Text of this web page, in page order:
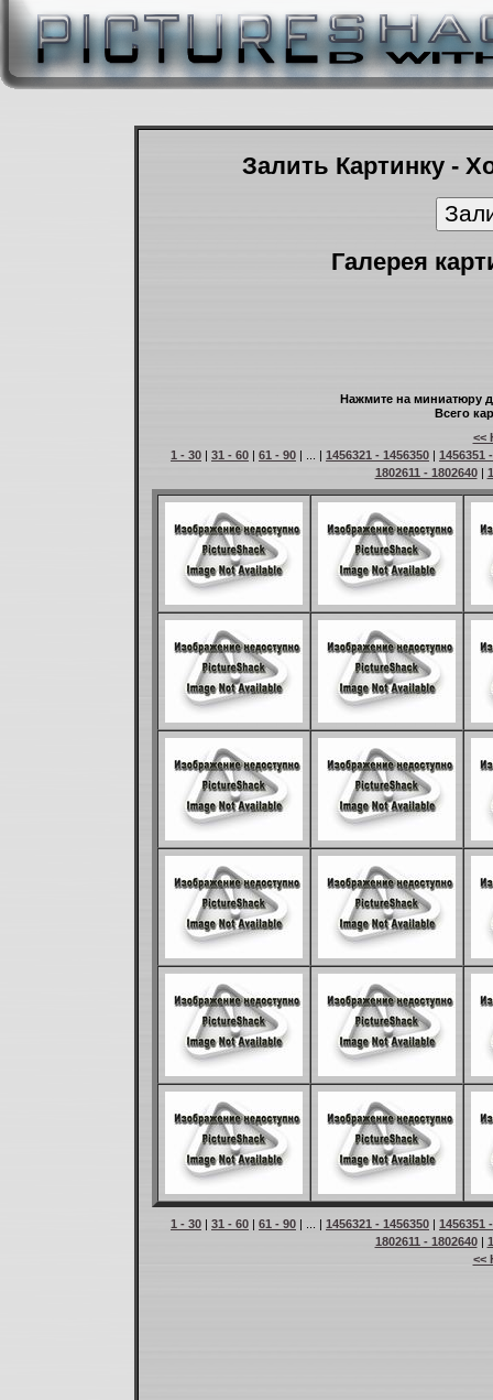
Залить Картинку -
Галерея
Нажмите на миниатюру
Всего
<<
1 - 30 | 31 - 60 | 61 - 90 | ... | 1456321 - 1456350 | 1456351
1802611 - 1802640|
1 - 30 | 31 - 60 | 61 - 90 | ... | 1456321 - 1456350 | 1456351
1802611 - 1802640|
<<